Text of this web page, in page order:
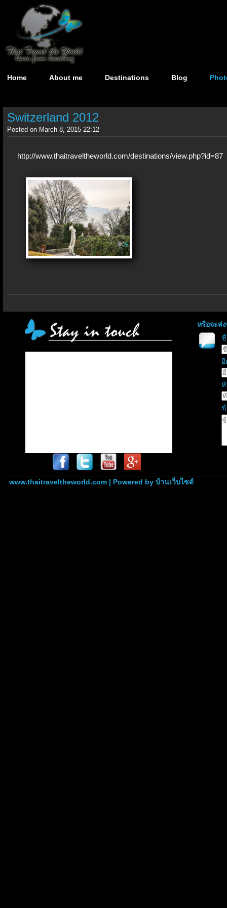
Home About me Destinations Blog
Switzerland 2012
Posted on March 8, 2015 22:12
http://www.thaitraveltheworld.com/destinations/view.php?id=87
หรือจะส่
อี
หั
www.thaitraveltheworld.com | Powered by บ้านเว็บไซต์